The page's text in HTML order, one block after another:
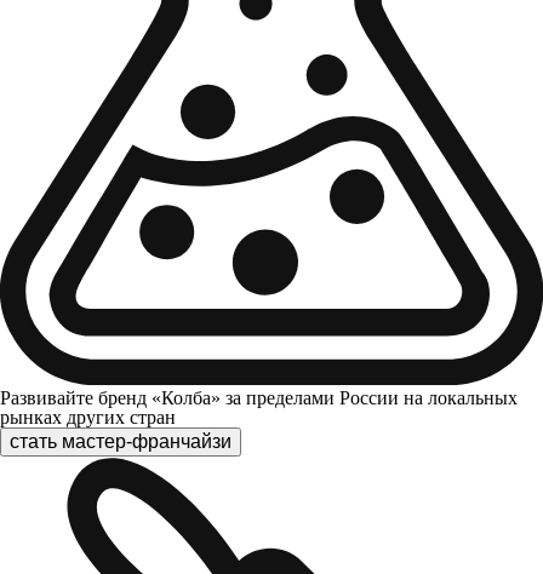
Развивайте бренд «Колба» за пределами России на локальных
рынках других стран
стать мастер-франчайзи